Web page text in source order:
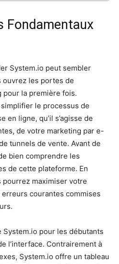
Fondamentaux
System.io peut sembler
les portes de
pour la première fois.
le processus de
ligne, qu’il s’agisse de
de votre marketing par e-
tunnels de vente. Avant de
bien comprendre les
de cette plateforme. En
pourrez maximiser votre
courantes commises
System.io pour les débutants
l’interface. Contrairement à
System.io offre un tableau